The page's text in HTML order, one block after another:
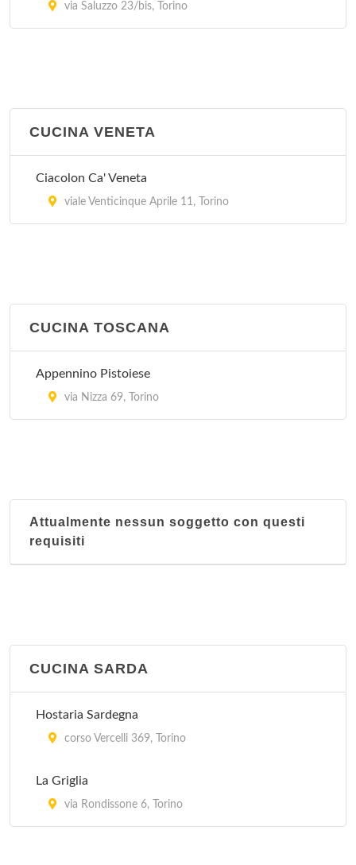
via Saluzzo 23/bis, Torino
CUCINA VENETA
Ciacolon Ca' Veneta
viale Venticinque Aprile 11, Torino
CUCINA TOSCANA
Appennino Pistoiese
via Nizza 69, Torino
Attualmente nessun soggetto con questi
requisiti
CUCINA SARDA
Hostaria Sardegna
corso Vercelli 369, Torino
La Griglia
via Rondissone 6, Torino